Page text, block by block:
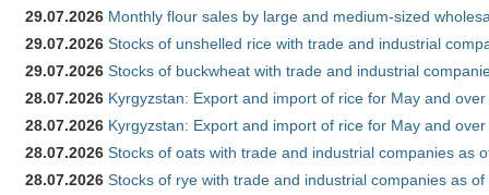
29.07.2026 Monthly flour sales by large and medium-sized
29.07.2026 Stocks of unshelled rice with trade and industrial
29.07.2026 Stocks of buckwheat with trade and industrial
28.07.2026 Kyrgyzstan: Export and import of rice for May and
28.07.2026 Kyrgyzstan: Export and import of rice for May and
28.07.2026 Stocks of oats with trade and industrial companies as
28.07.2026 Stocks of rye with trade and industrial companies as